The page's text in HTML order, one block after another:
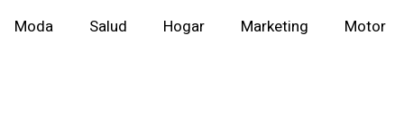
Moda Salud Hogar Marketing Motor